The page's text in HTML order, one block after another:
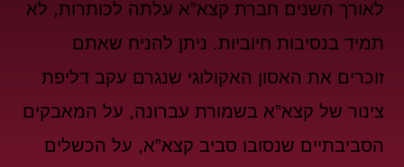
לאורך השנים חברת קצא”א עלתה לכותרות, לא
תמיד בנסיבות חיוביות. ניתן להניח שאתם
זוכרים את האסון האקולוגי שנגרם עקב דליפת
צינור של קצא”א בשמורת עברונה, על המאבקים
הסביבתיים שנסובו סביב קצא”א, על הכשלים